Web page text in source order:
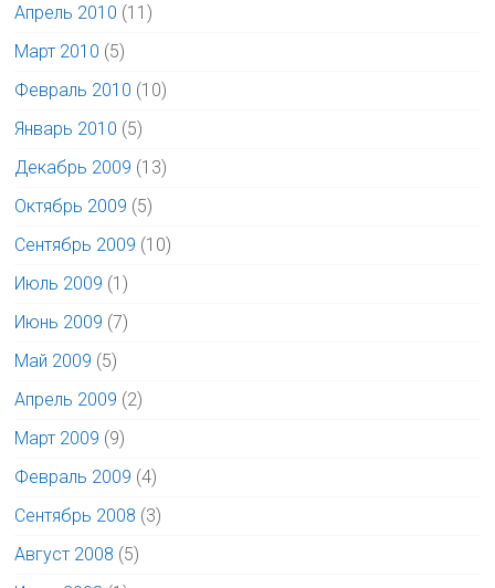
Апрель 2010 (11)
Март 2010 (5)
Февраль 2010 (10)
Январь 2010 (5)
Декабрь 2009 (13)
Октябрь 2009 (5)
Сентябрь 2009 (10)
Июль 2009 (1)
Июнь 2009 (7)
Май 2009 (5)
Апрель 2009 (2)
Март 2009 (9)
Февраль 2009 (4)
Сентябрь 2008 (3)
Август 2008 (5)